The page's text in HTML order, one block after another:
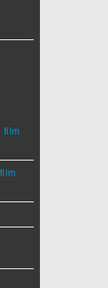
film